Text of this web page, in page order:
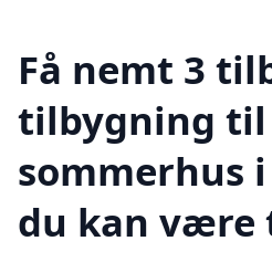
Få nemt 3
tilbygning til
sommerhus
du kan være